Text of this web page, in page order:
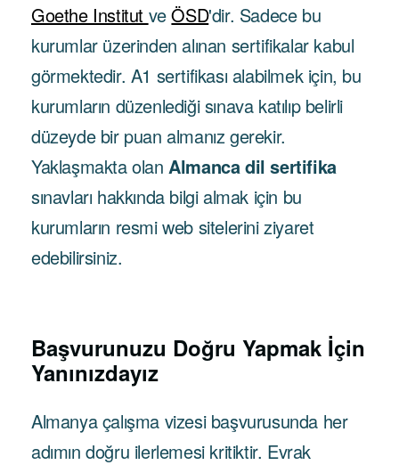
Goethe Institut veÖSD'dir. Sadece bu
kurumlar üzerinden alınan sertifikalar kabul
görmektedir. A1 sertifikası alabilmek için, bu
kurumların düzenlediği sınava katılıp belirli
düzeyde bir puan almanız gerekir.
Yaklaşmakta olanAlmanca dil sertifika
sınavları hakkında bilgi almak için bu
kurumların resmi web sitelerini ziyaret
edebilirsiniz.
Başvurunuzu Doğru Yapmak İçin
Yanınızdayız
Almanya çalışma vizesi başvurusunda her
adımın doğru ilerlemesi kritiktir. Evrak